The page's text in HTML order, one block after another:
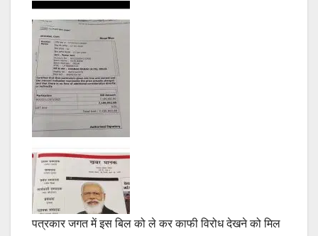
पत्रकार जगत में इस बिल को ले कर काफी विरोध देखने को मिल